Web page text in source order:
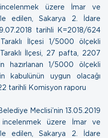
üzere İmar ve
edilen, Sakarya 2. İdare
tarihli K=2018/624
İlçesi 1/5000 ölçekli
İlçesi, 27 pafta, 2207
hazırlanan 1/5000 ölçekli
kabulünün uygun olacağı
tarihli Komisyon raporu
Meclisi’nin 13.05.2019
incelenmek üzere İmar ve
edilen, Sakarya 2. İdare